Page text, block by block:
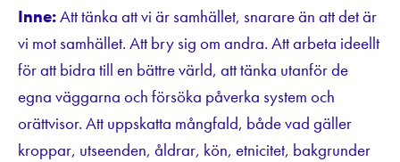
Inne:Att tänka att vi är samhället, snarare än att det är
vi mot samhället. Att bry sig om andra. Att arbeta ideellt
för att bidra till en bättre värld, att tänka utanför de
egna väggarna och försöka påverka system och
orättvisor. Att uppskatta mångfald, både vad gäller
kroppar, utseenden, åldrar, kön, etnicitet, bakgrunder